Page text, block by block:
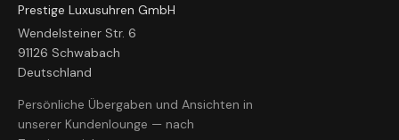
Prestige Luxusuhren GmbH
Wendelsteiner Str. 6
91126 Schwabach
Deutschland
Persönliche Übergaben und Ansichten in
unserer Kundenlounge — nach